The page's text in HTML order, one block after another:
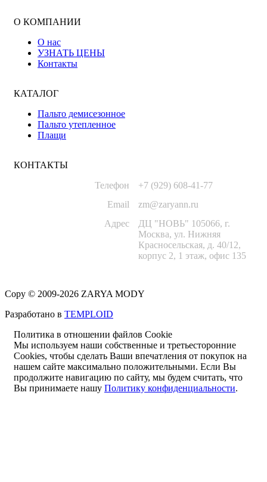
О КОМПАНИИ
О нас
УЗНАТЬ ЦЕНЫ
Контакты
КАТАЛОГ
Пальто демисезонное
Пальто утепленное
Плащи
КОНТАКТЫ
Телефон
+7 (929) 608-41-77
Email
zm@zaryann.ru
Адрес
ДЦ "НОВЬ" 105066, г.
Москва, ул. Нижняя
Красносельская, д. 40/12,
корпус 2, 1 этаж, офис 135
Copy © 2009-2026 ZARYA MODY
Разработано в TEMPLOID
Политика в отношении файлов Cookie
Мы используем наши собственные и третьесторонние
Cookies, чтобы сделать Ваши впечатления от покупок на
нашем сайте максимально положительными. Если Вы
продолжите навигацию по сайту, мы будем считать, что
Вы принимаете нашу Политику конфиденциальности.